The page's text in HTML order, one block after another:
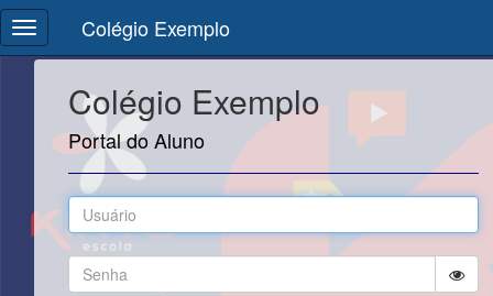
Colégio Exemplo
Colégio Exemplo
Portal do Aluno